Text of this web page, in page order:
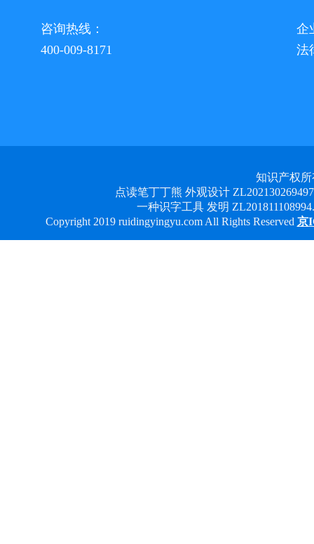
咨询热线：
400-009-8171
企
法
知识产权
点读笔丁丁熊 外观设计
一种识字工具 发明
Copyright 2019 ruidingyingyu.com All Rights Reserved 京